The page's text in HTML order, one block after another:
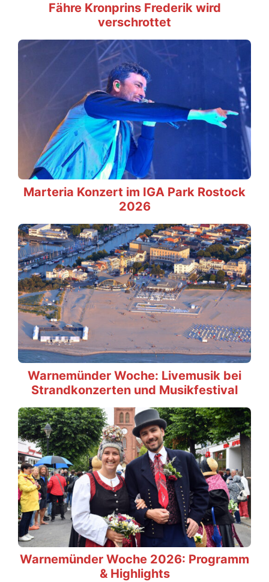
Fähre Kronprins Frederik wird
verschrottet
Marteria Konzert im IGA Park Rostock
2026
Warnemünder Woche: Livemusik bei
Strandkonzerten und Musikfestival
Warnemünder Woche 2026: Programm
& Highlights